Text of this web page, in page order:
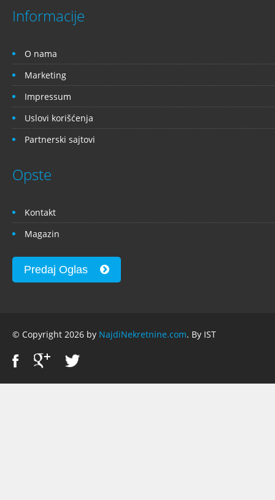
Informacije
O nama
Marketing
Impressum
Uslovi korišćenja
Partnerski sajtovi
Opste
Kontakt
Magazin
Predaj Oglas
© Copyright 2026 by NajdiNekretnine.com. By IST